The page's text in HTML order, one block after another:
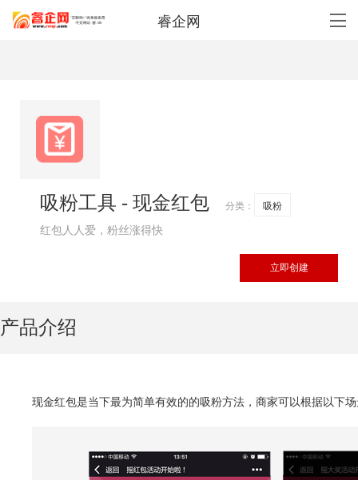
睿企网
吸粉工具 - 现金红包 分类： 吸粉
红包人人爱，粉丝涨得快
立即创建
产品介绍
现金红包是当下最为简单有效的的吸粉方法，商家可以根据以下